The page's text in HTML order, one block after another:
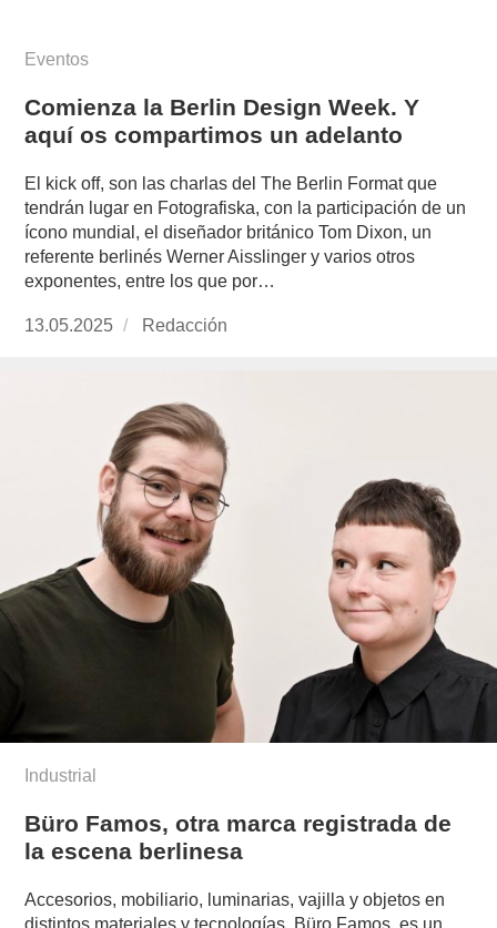
Eventos
Comienza la Berlin Design Week. Y
aquí os compartimos un adelanto
El kick off, son las charlas del The Berlin Format que
tendrán lugar en Fotografiska, con la participación de un
ícono mundial, el diseñador británico Tom Dixon, un
referente berlinés Werner Aisslinger y varios otros
exponentes, entre los que por…
Publicado
13.05.2025 https://www.experimenta.es/author/redaccion/
Redacción
Industrial
Büro Famos, otra marca registrada de
la escena berlinesa
Accesorios, mobiliario, luminarias, vajilla y objetos en